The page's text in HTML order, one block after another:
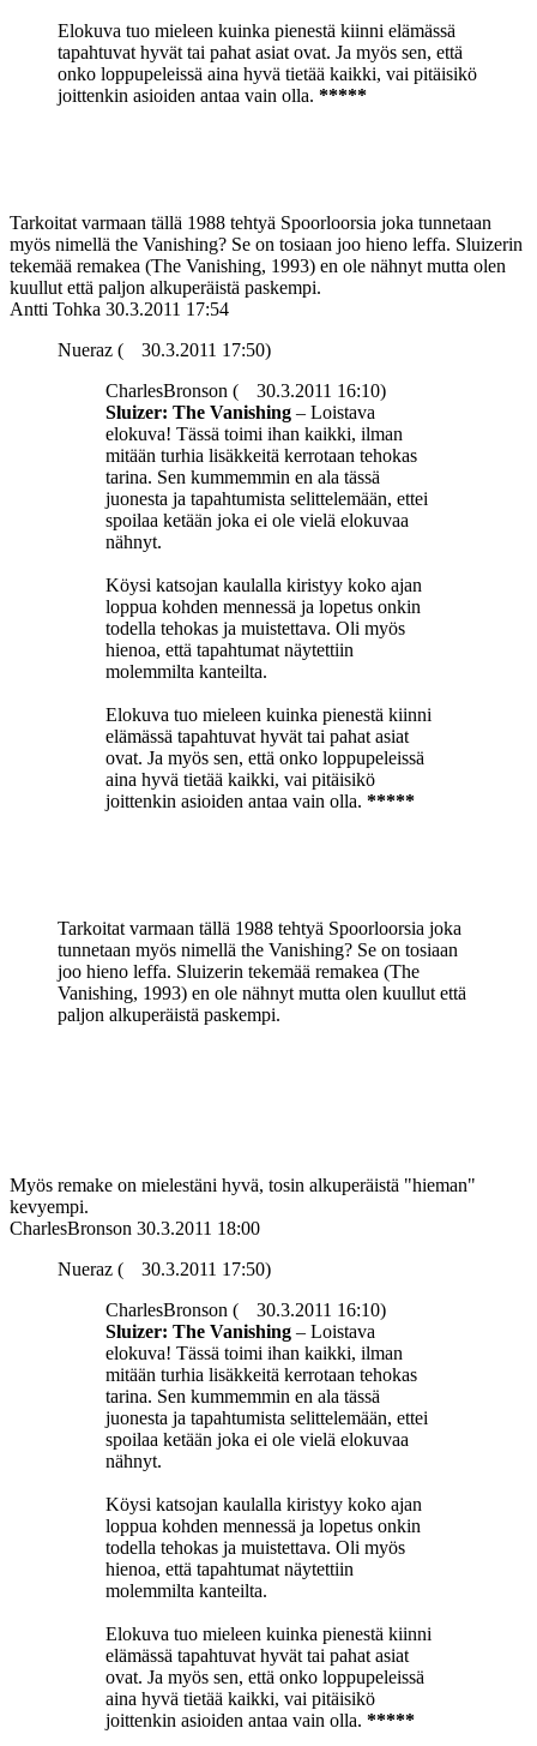
Elokuva tuo mieleen kuinka pienestä kiinni elämässä
tapahtuvat hyvät tai pahat asiat ovat. Ja myös sen, että
onko loppupeleissä aina hyvä tietää kaikki, vai pitäisikö
joittenkin asioiden antaa vain olla. *****
Tarkoitat varmaan tällä 1988 tehtyä Spoorloorsia joka tunnetaan
myös nimellä the Vanishing? Se on tosiaan joo hieno leffa. Sluizerin
tekemää remakea (The Vanishing, 1993) en ole nähnyt mutta olen
kuullut että paljon alkuperäistä paskempi.
Antti Tohka 30.3.2011 17:54
Nueraz (
30.3.2011 17:50)
CharlesBronson (
30.3.2011 16:10)
Sluizer: The Vanishing – Loistava
elokuva! Tässä toimi ihan kaikki, ilman
mitään turhia lisäkkeitä kerrotaan tehokas
tarina. Sen kummemmin en ala tässä
juonesta ja tapahtumista selittelemään, ettei
spoilaa ketään joka ei ole vielä elokuvaa
nähnyt.
Köysi katsojan kaulalla kiristyy koko ajan
loppua kohden mennessä ja lopetus onkin
todella tehokas ja muistettava. Oli myös
hienoa, että tapahtumat näytettiin
molemmilta kanteilta.
Elokuva tuo mieleen kuinka pienestä kiinni
elämässä tapahtuvat hyvät tai pahat asiat
ovat. Ja myös sen, että onko loppupeleissä
aina hyvä tietää kaikki, vai pitäisikö
joittenkin asioiden antaa vain olla. *****
Tarkoitat varmaan tällä 1988 tehtyä Spoorloorsia joka
tunnetaan myös nimellä the Vanishing? Se on tosiaan
joo hieno leffa. Sluizerin tekemää remakea (The
Vanishing, 1993) en ole nähnyt mutta olen kuullut että
paljon alkuperäistä paskempi.
Myös remake on mielestäni hyvä, tosin alkuperäistä "hieman"
kevyempi.
CharlesBronson 30.3.2011 18:00
Nueraz (
30.3.2011 17:50)
CharlesBronson (
30.3.2011 16:10)
Sluizer: The Vanishing – Loistava
elokuva! Tässä toimi ihan kaikki, ilman
mitään turhia lisäkkeitä kerrotaan tehokas
tarina. Sen kummemmin en ala tässä
juonesta ja tapahtumista selittelemään, ettei
spoilaa ketään joka ei ole vielä elokuvaa
nähnyt.
Köysi katsojan kaulalla kiristyy koko ajan
loppua kohden mennessä ja lopetus onkin
todella tehokas ja muistettava. Oli myös
hienoa, että tapahtumat näytettiin
molemmilta kanteilta.
Elokuva tuo mieleen kuinka pienestä kiinni
elämässä tapahtuvat hyvät tai pahat asiat
ovat. Ja myös sen, että onko loppupeleissä
aina hyvä tietää kaikki, vai pitäisikö
joittenkin asioiden antaa vain olla. *****